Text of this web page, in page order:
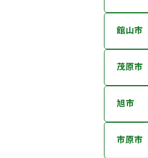
館山市
茂原市
旭市
市原市